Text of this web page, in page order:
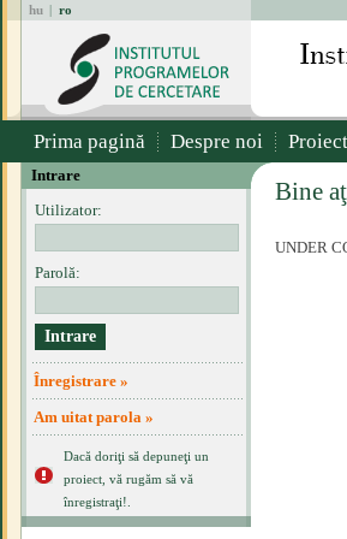
hu | ro
Prima pagină Despre noi
Intrare
Utilizator:
Parolă:
Înregistrare »
Am uitat parola »
Dacă doriţi să depuneţi un
proiect, vă rugăm să vă
înregistraţi!.
Bine
UNDER